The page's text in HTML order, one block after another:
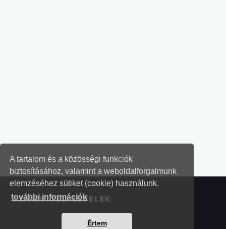
A tartalom és a közösségi funkciók
biztosításához, valamint a weboldalforgalmunk
elemzéséhez sütiket (cookie) használunk.
további információk
Értem
SZÁMVITELI LEVELEK